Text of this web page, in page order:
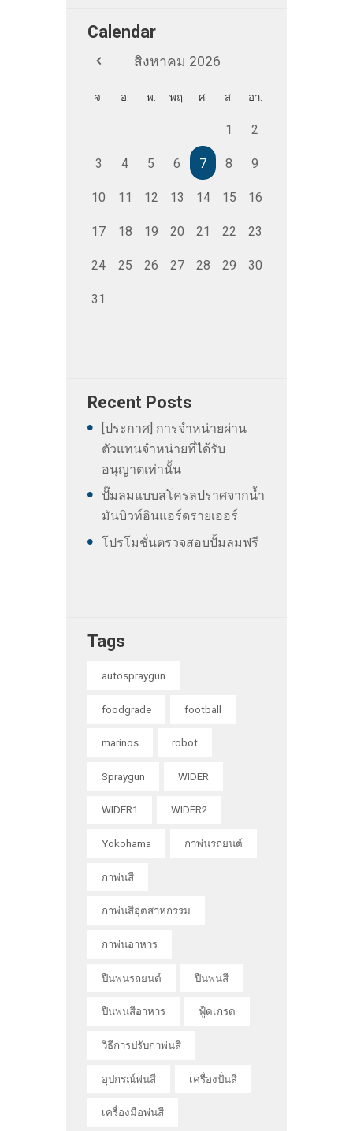
Calendar
สิงหาคม 2026
จ. อ. พ. พฤ. ศ. ส. อา.
1 2
3 4 5 6 7 8 9
10 11 12 13 14 15 16
17 18 19 20 21 22 23
24 25 26 27 28 29 30
31
Recent Posts
[ประกาศ] การจำหน่ายผ่าน
ตัวแทนจำหน่ายที่ได้รับ
อนุญาตเท่านั้น
ปั๊มลมแบบสโครลปราศจากน้ำ
มันบิวท์อินแอร์ดรายเออร์
โปรโมชั่นตรวจสอบปั้มลมฟรี
Tags
autospraygun
foodgrade football
marinos robot
Spraygun WIDER
WIDER1 WIDER2
Yokohama กาพ่นรถยนต์
กาพ่นสี
กาพ่นสีอุตสาหกรรม
กาพ่นอาหาร
ปืนพ่นรถยนต์ ปืนพ่นสี
ปืนพ่นสีอาหาร ฟู้ดเกรด
วิธีการปรับกาพ่นสี
อุปกรณ์พ่นสี เครื่องปั่นสี
เครื่องมือพ่นสี